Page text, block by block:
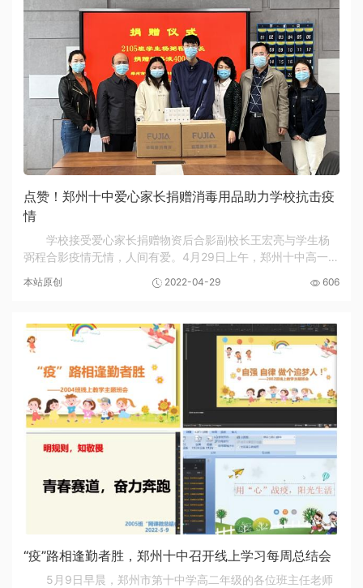
点赞！郑州十中爱心家长捐赠消毒用品助力学校抗击疫
情
学校接受爱心家长捐赠物资后合影副校长王宏亮与学生杨
弼程合影疫情无情，人间有爱。4月29日上午，郑州十中高一五
期已经向学生捐赠了6000个一次性防护口罩，全...
本站原创 2022-04-29 606
“疫”路相逢勤者胜，郑州十中召开线上学习每周总结会
5月9日早晨，郑州市第十中学高二年级的各位班主任老师